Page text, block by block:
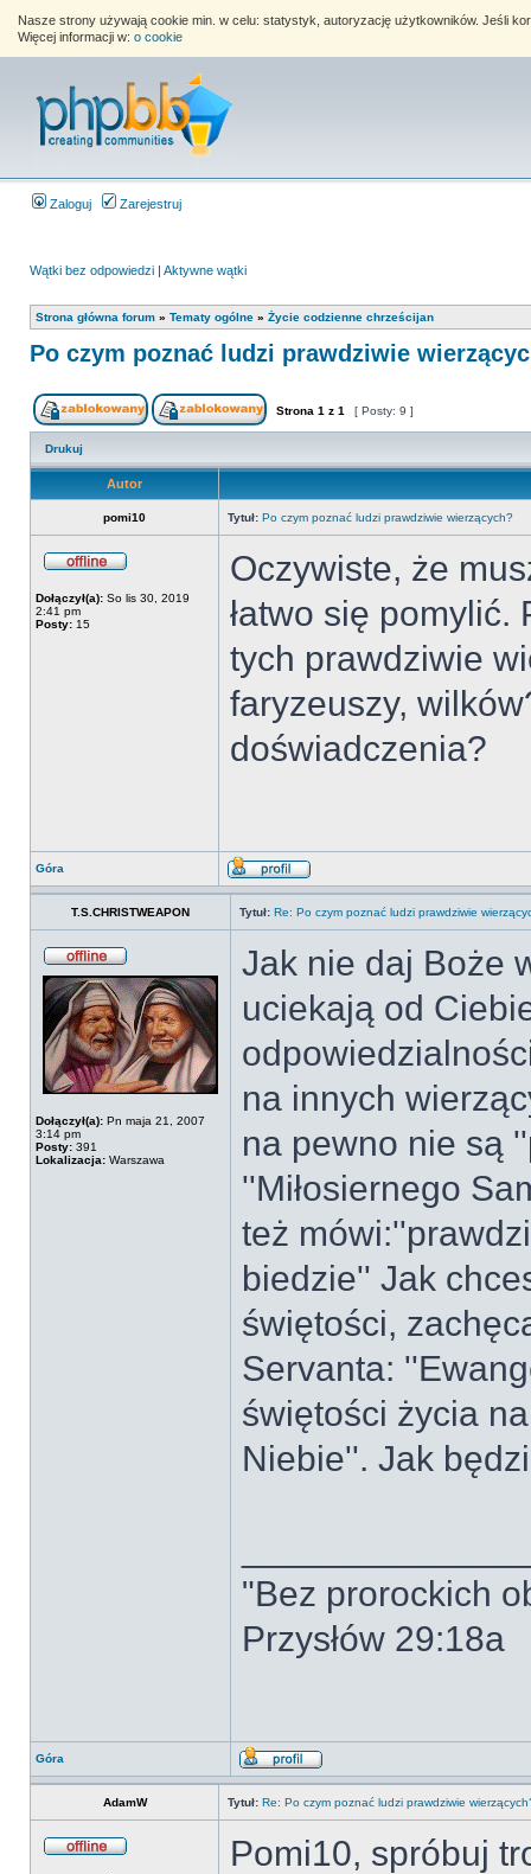
Nasze strony używają cookie min. w celu: statystyk, autoryzację użytkowników. Jeśli
Więcej informacji w: o cookie
Zaloguj Zarejestruj
Wątki bez odpowiedzi | Aktywne wątki
Strona główna forum » Tematy ogólne » Życie codzienne chrześcijan
Po czym poznać ludzi prawdziwie
Strona 1 z 1 [ Posty: 9 ]
Drukuj
Autor
pomi10 Tytuł: Po czym poznać ludzi prawdziwie wierzących?
Dołączył(a): So lis 30, 2019
2:41 pm
Posty: 15
Oczywiste, że
łatwo się
tych prawdziwie
faryzeuszy,
doświadczenia?
Góra
T.S.CHRISTWEAPON Tytuł: Re: Po czym poznać ludzi prawdziwie
Dołączył(a): Pn maja 21, 2007
3:14 pm
Posty: 391
Lokalizacja: Warszawa
Jak nie daj Boże
uciekają od
na innych
na pewno nie są
''Miłosiernego
też
biedzie'' Jak
świętości,
Servanta:
świętości życia
Niebie''. Jak
"Bez prorockich
Przysłów 29:18a
Góra
AdamW Tytuł: Re: Po czym poznać ludzi prawdziwie
Pomi10, spróbuj